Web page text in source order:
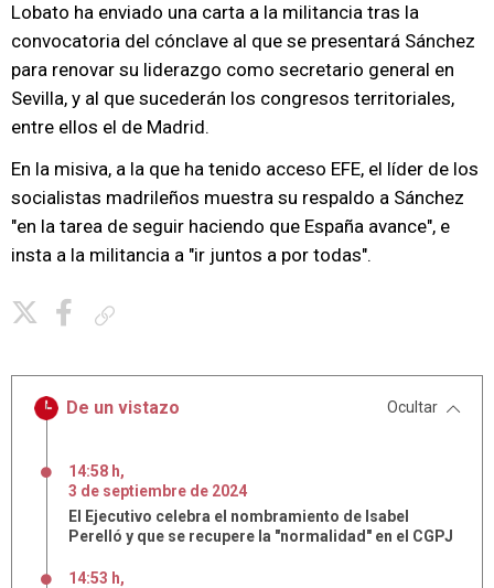
Lobato ha enviado una carta a la militancia tras la
convocatoria del cónclave al que se presentará Sánchez
para renovar su liderazgo como secretario general en
Sevilla, y al que sucederán los congresos territoriales,
entre ellos el de Madrid.
En la misiva, a la que ha tenido acceso EFE, el líder de los
socialistas madrileños muestra su respaldo a Sánchez
"en la tarea de seguir haciendo que España avance", e
insta a la militancia a "ir juntos a por todas".
De un vistazo Ocultar
14:58 h,
3 de septiembre de 2024
El Ejecutivo celebra el nombramiento de Isabel
Perelló y que se recupere la "normalidad" en el CGPJ
14:53 h,